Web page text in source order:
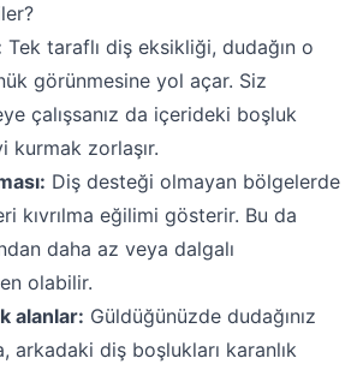
Tek taraflı diş eksikliği, dudağın o
görünmesine yol açar. Siz
çalışsanız da içerideki boşluk
kurmak zorlaşır.
Diş desteği olmayan bölgelerde
kıvrılma eğilimi gösterir. Bu da
daha az veya dalgalı
olabilir.
alanlar: Güldüğünüzde dudağınız
arkadaki diş boşlukları karanlık